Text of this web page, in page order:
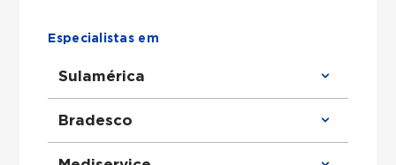
Especialistas em
Sulamérica
Clínico Geral atende Sulamérica
Urologista atende Sulamérica
Obstetra atende Sulamérica
Bradesco
Clínico Geral atende Bradesco